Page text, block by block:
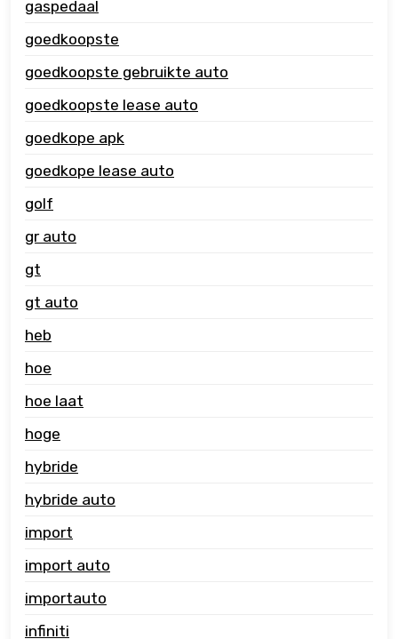
gaspedaal
goedkoopste
goedkoopste gebruikte auto
goedkoopste lease auto
goedkope apk
goedkope lease auto
golf
gr auto
gt
gt auto
heb
hoe
hoe laat
hoge
hybride
hybride auto
import
import auto
importauto
infiniti